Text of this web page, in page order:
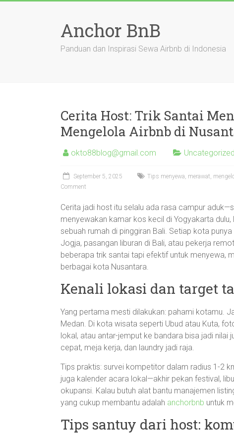
Anchor BnB
Panduan dan Inspirasi Sewa Airbnb di Indonesia
Cerita Host: Trik Santai
Mengelola Airbnb di
okto88blog@gmail.com Uncategorized
September 5, 2025 Tips menyewa, merawat,
Comment
Cerita jadi host itu selalu ada rasa campur
menyewakan kamar kos kecil di Yogyakarta
sebuah rumah di pinggiran Bali. Setiap kota
Jogja, pasangan liburan di Bali, atau pekerja
beberapa trik santai tapi efektif untuk menyewa,
berbagai kota Nusantara.
Kenali lokasi dan target
Yang pertama mesti dilakukan: pahami kotamu.
Medan. Di kota wisata seperti Ubud atau Kuta,
lokal, atau antar-jemput ke bandara bisa jadi nilai
cepat, meja kerja, dan laundry jadi raja.
Tips praktis: survei kompetitor dalam radius 1-2
juga kalender acara lokal—akhir pekan festival,
okupansi. Kalau butuh alat bantu manajemen
yang cukup membantu adalah anchorbnb untuk
Tips santuy dari host: